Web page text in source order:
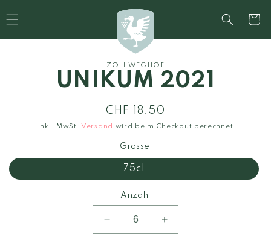
ZOLLWEGHOF
UNIKUM 2021
Normaler
Preis
CHF 18.50
inkl. MwSt.Versand wird beim Checkout berechnet
Grösse
75cl
Anzahl
Verringere
die
Erhöhe
die